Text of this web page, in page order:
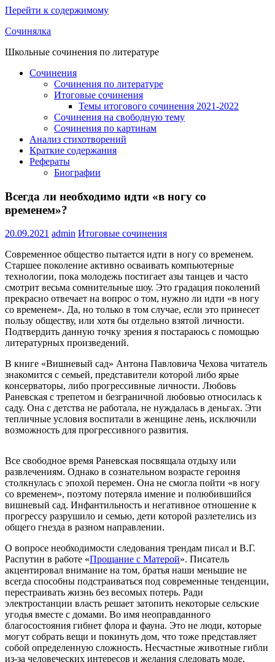
Перейти к содержимому
Сочинялка
Школьные сочинения по литературе
Сочинения
Сочинения по литературе
Итоговые сочинения
Темы итогового сочинения 2021-2022
Сочинения на свободную тему
Сочинения по картинам
Анализ стихотворений
Краткие содержания
Рефераты
Биографии
Всегда ли необходимо идти «в ногу со
временем»?
20.09.2021 admin Итоговые сочинения
Современное общество пытается идти в ногу со временем.
Старшее поколение активно осваивать компьютерные
технологии, пока молодежь постигает азы танцев и часто
смотрит весьма сомнительные шоу. Это градация поколений
прекрасно отвечает на вопрос о том, нужно ли идти «в ногу
со временем». Да, но только в том случае, если это принесет
пользу обществу, или хотя бы отдельно взятой личности.
Подтвердить данную точку зрения я постараюсь с помощью
литературных произведений.
В книге «Вишневый сад» Антона Павловича Чехова читатель
знакомится с семьей, представители которой либо ярые
консерваторы, либо прогрессивные личности. Любовь
Раневская с трепетом и безграничной любовью относилась к
саду. Она с детства не работала, не нуждалась в деньгах. Эти
тепличные условия воспитали в женщине лень, исключили
возможность для прогрессивного развития.
Все свободное время Раневская посвящала отдыху или
развлечениям. Однако в сознательном возрасте героиня
столкнулась с эпохой перемен. Она не смогла пойти «в ногу
со временем», поэтому потеряла имение и полюбившийся
вишневый сад. Инфантильность и негативное отношение к
прогрессу разрушило и семью, дети которой разлетелись из
общего гнезда в разном направлении.
О вопросе необходимости следования трендам писал и В.Г.
Распутин в работе «Прощание с Матерой». Писатель
акцентировал внимание на том, братья наши меньшие не
всегда способны подстраиваться под современные тенденции,
перестраивать жизнь без весомых потерь. Ради
электростанции власть решает затопить некоторые сельские
угодья вместе с домами. Во имя неоправданного
благосостояния гибнет флора и фауна. Это не люди, которые
могут собрать вещи и покинуть дом, что тоже представляет
собой определенную сложность. Несчастные животные гибли
из-за человеческих интересов и желания следовать моде.